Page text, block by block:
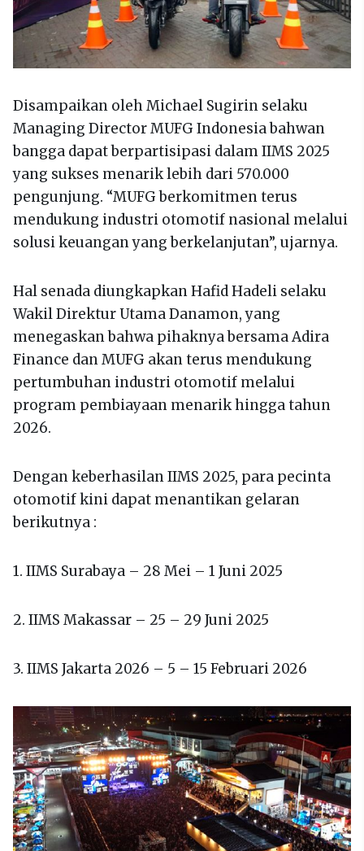
Disampaikan oleh Michael Sugirin selaku
Managing Director MUFG Indonesia bahwan
bangga dapat berpartisipasi dalam IIMS 2025
yang sukses menarik lebih dari 570.000
pengunjung. “MUFG berkomitmen terus
mendukung industri otomotif nasional melalui
solusi keuangan yang berkelanjutan”, ujarnya.
Hal senada diungkapkan Hafid Hadeli selaku
Wakil Direktur Utama Danamon, yang
menegaskan bahwa pihaknya bersama Adira
Finance dan MUFG akan terus mendukung
pertumbuhan industri otomotif melalui
program pembiayaan menarik hingga tahun
2026.
Dengan keberhasilan IIMS 2025, para pecinta
otomotif kini dapat menantikan gelaran
berikutnya :
1. IIMS Surabaya – 28 Mei – 1 Juni 2025
2. IIMS Makassar – 25 – 29 Juni 2025
3. IIMS Jakarta 2026 – 5 – 15 Februari 2026